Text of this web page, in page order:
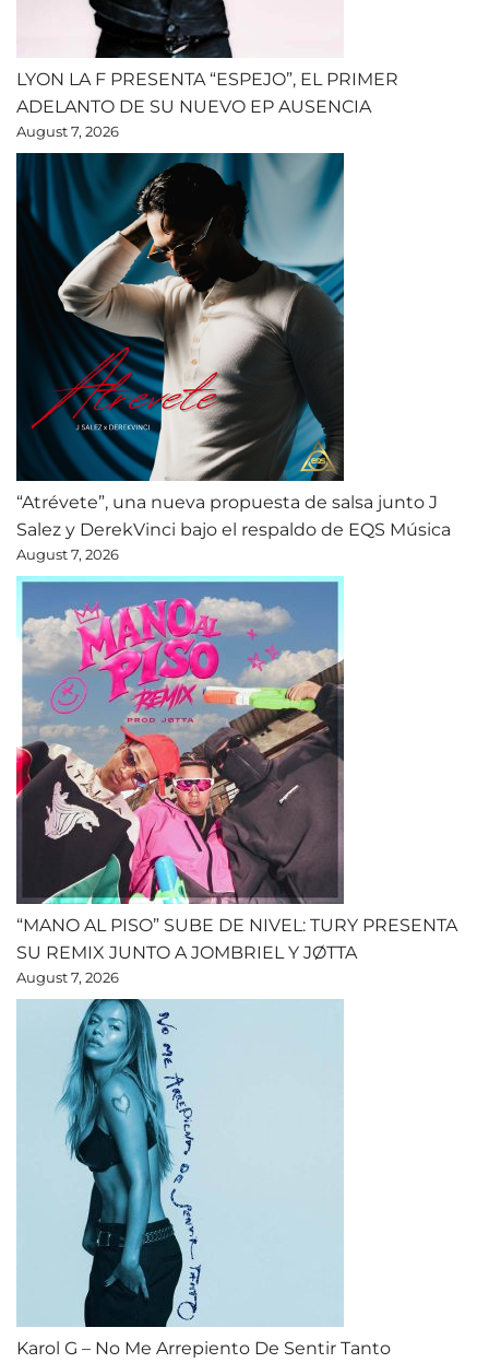
LYON LA F PRESENTA “ESPEJO”, EL PRIMER
ADELANTO DE SU NUEVO EP AUSENCIA
August 7, 2026
“Atrévete”, una nueva propuesta de salsa junto J
Salez y DerekVinci bajo el respaldo de EQS Música
August 7, 2026
“MANO AL PISO” SUBE DE NIVEL: TURY PRESENTA
SU REMIX JUNTO A JOMBRIEL Y JØTTA
August 7, 2026
Karol G – No Me Arrepiento De Sentir Tanto